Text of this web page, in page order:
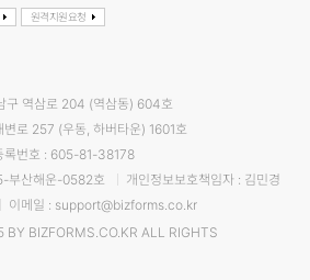
원격지원요청
구 역삼로 204 (역삼동) 604호
로 257 (우동, 하버타운) 1601호
록번호 : 605-81-38178
부산해운-0582호
개인정보보호책임자 : 김민경
이메일 : support@bizforms.co.kr
BIZFORMS.CO.KR ALL RIGHTS